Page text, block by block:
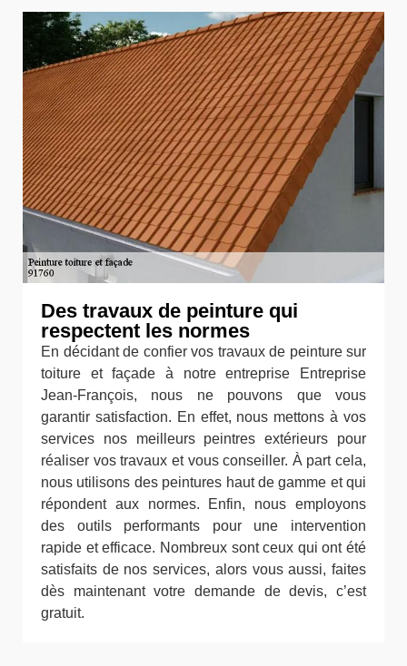
Des travaux de peinture qui
respectent les normes
En décidant de confier vos travaux de peinture sur
toiture et façade à notre entreprise Entreprise
Jean-François, nous ne pouvons que vous
garantir satisfaction. En effet, nous mettons à vos
services nos meilleurs peintres extérieurs pour
réaliser vos travaux et vous conseiller. À part cela,
nous utilisons des peintures haut de gamme et qui
répondent aux normes. Enfin, nous employons
des outils performants pour une intervention
rapide et efficace. Nombreux sont ceux qui ont été
satisfaits de nos services, alors vous aussi, faites
dès maintenant votre demande de devis, c’est
gratuit.